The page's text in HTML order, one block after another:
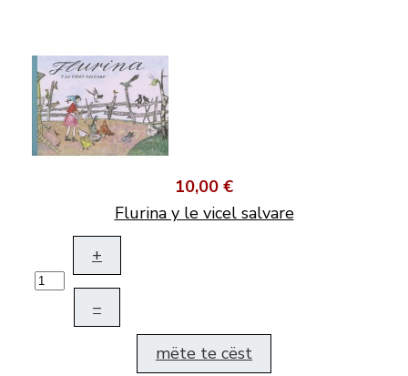
10,00 €
Flurina y le vicel salvare
+
–
mëte te cëst